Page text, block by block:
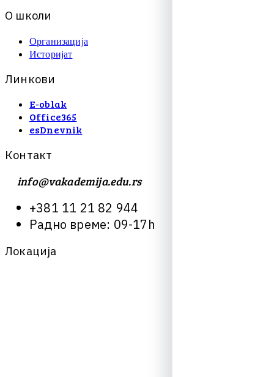
О школи
Организација
Историјат
Лин кови
E-oblak
Office365
esDnevnik
Контакт
info@vakademija.edu.rs
+381 11 21 82 944
Радно време: 09-17h
Локација